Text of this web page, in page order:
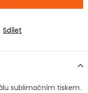
Sdílet
sublimačním tiskem.